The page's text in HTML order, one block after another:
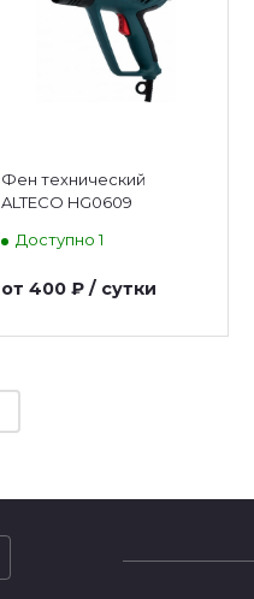
Фен технический
ALTECO HG0609
Доступно 1
от 400 ₽ / сутки